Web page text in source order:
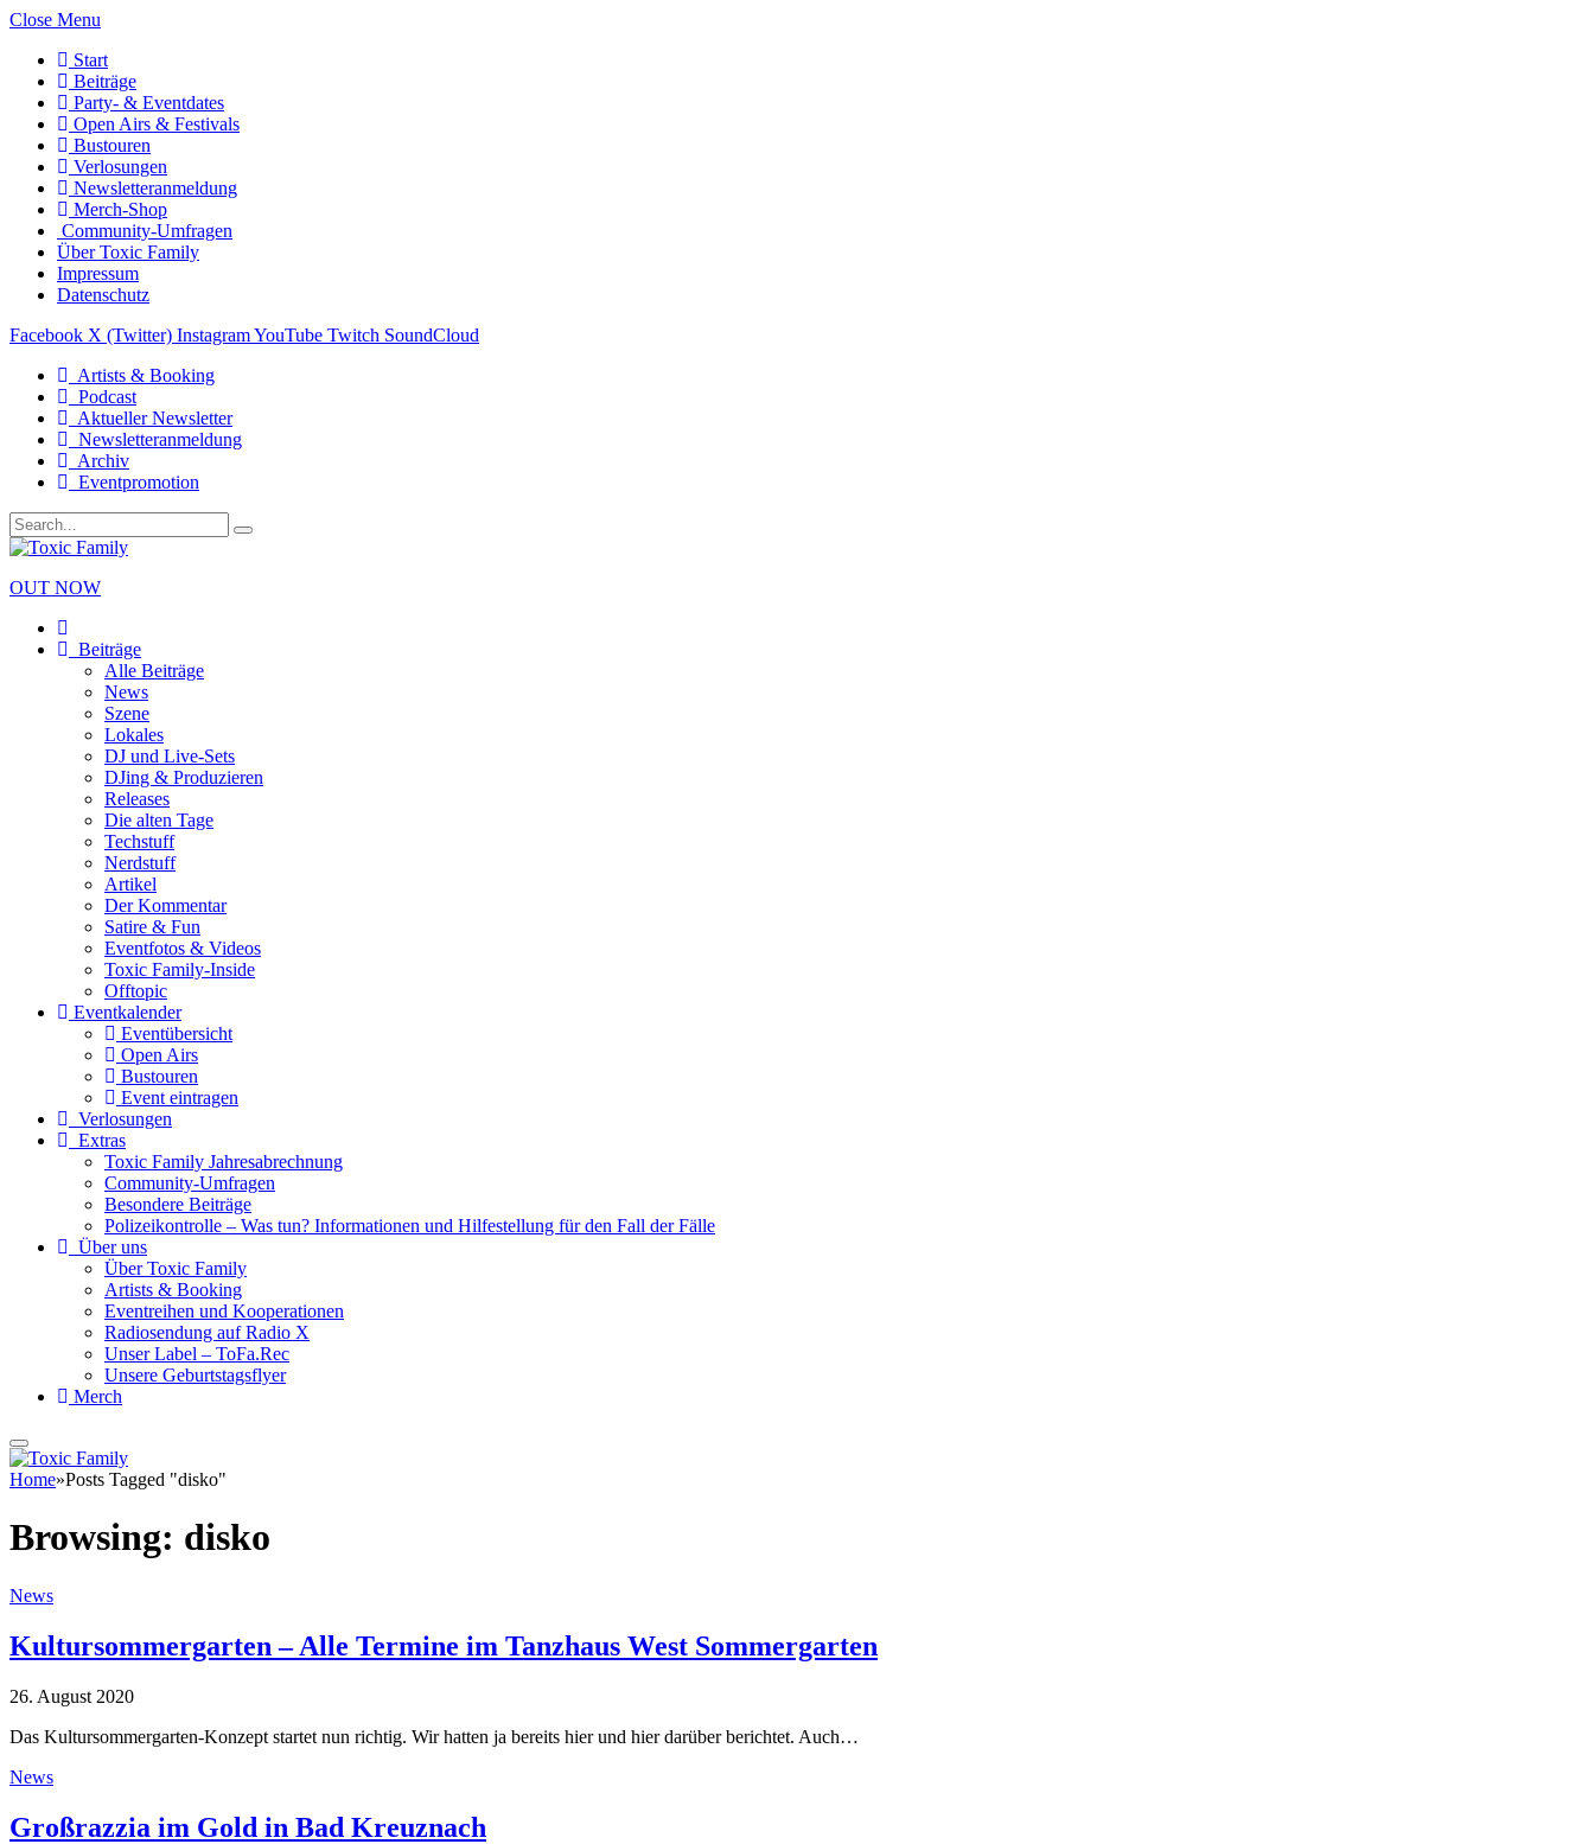
Close Menu
Start
Beiträge
Party- & Eventdates
Open Airs & Festivals
Bustouren
Verlosungen
Newsletteranmeldung
Merch-Shop
Community-Umfragen
Über Toxic Family
Impressum
Datenschutz
Facebook X (Twitter) InstagramYouTube Twitch SoundCloud
Artists & Booking
Podcast
Aktueller Newsletter
Newsletteranmeldung
Archiv
Eventpromotion
OUT NOW
Beiträge
Alle Beiträge
News
Szene
Lokales
DJ und Live-Sets
DJing & Produzieren
Releases
Die alten Tage
Techstuff
Nerdstuff
Artikel
Der Kommentar
Satire & Fun
Eventfotos & Videos
Toxic Family-Inside
Offtopic
Eventkalender
Eventübersicht
Open Airs
Bustouren
Event eintragen
Verlosungen
Extras
Toxic Family Jahresabrechnung
Community-Umfragen
Besondere Beiträge
Polizeikontrolle – Was tun? Informationen und Hilfestellung für den Fall der Fälle
Über uns
Über Toxic Family
Artists & Booking
Eventreihen und Kooperationen
Radiosendung auf Radio X
Unser Label – ToFa.Rec
Unsere Geburtstagsflyer
Merch
Home»Posts Tagged "disko"
Browsing: disko
News
Kultursommergarten – Alle Termine im Tanzhaus West Sommergarten
26. August 2020
Das Kultursommergarten-Konzept startet nun richtig. Wir hatten ja bereits hier und hier darüber berichtet. Auch…
News
Großrazzia im Gold in Bad Kreuznach